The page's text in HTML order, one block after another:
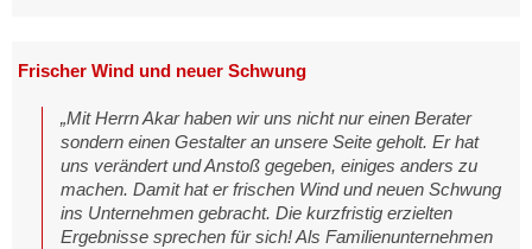
Frischer Wind und neuer Schwung
„Mit Herrn Akar haben wir uns nicht nur einen Berater
sondern einen Gestalter an unsere Seite geholt. Er hat
uns verändert und Anstoß gegeben, einiges anders zu
machen. Damit hat er frischen Wind und neuen Schwung
ins Unternehmen gebracht. Die kurzfristig erzielten
Ergebnisse sprechen für sich! Als Familienunternehmen